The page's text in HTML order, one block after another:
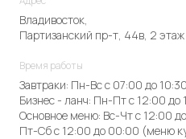
Владивосток,
Партизанский пр-т, 44в, 2 этаж
Время работы
Завтраки: Пн-Вс с 07:00 до 10:30
Бизнес - ланч: Пн-Пт с 12:00 до
Основное меню: Вс-Чт с 12:00
Пт-Сб с 12:00 до 00:00 (меню